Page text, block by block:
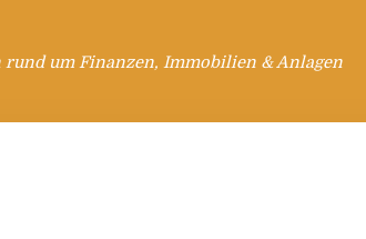
um Finanzen, Immobilien & Anlagen